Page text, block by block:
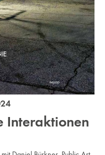
Interaktionen